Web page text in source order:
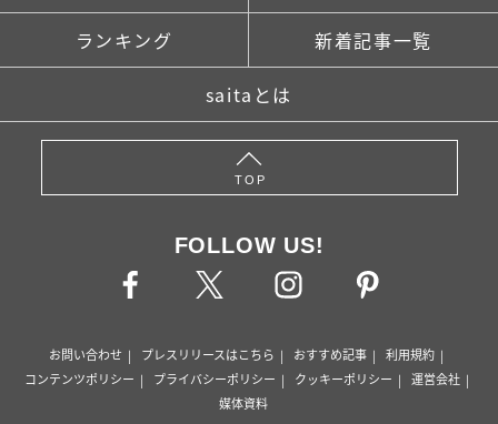
ランキング 新着記事一覧
saitaとは
TOP
FOLLOW US!
お問い合わせ プレスリリースはこちら おすすめ記事
利用規約
コンテンツポリシー
プライバシーポリシー クッキーポリシー
運営会社
媒体資料